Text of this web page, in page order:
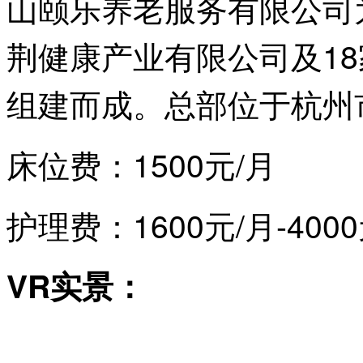
荆健康产业有限公司及
组建而成。总部位于杭
床位费：1500元/月
护理费：1600元/月-4000
VR实景：